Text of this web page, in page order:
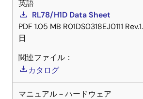
英語
RL78/H1D Data Sheet
PDF 1.05 MB R01DS0318EJ0111
日
関連ファイル：
カタログ
マニュアル－ハードウェア